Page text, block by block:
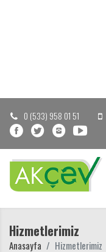
0 (533) 958 01 51
Hizmetlerimiz
Anasayfa Hizmetlerimiz